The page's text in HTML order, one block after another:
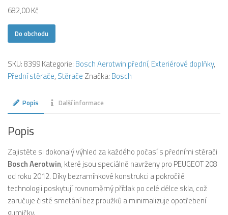
682,00Kč
Do obchodu
SKU:8399Kategorie: Bosch Aerotwin přední, Exteriérové doplňky,
Přední stěrače, Stěrače Značka: Bosch
Popis Další informace
Popis
Zajistěte si dokonalý výhled za každého počasí s předními stěrači
Bosch Aerotwin, které jsou speciálně navrženy pro PEUGEOT 208
od roku 2012. Díky bezramínkové konstrukci a pokročilé
technologii poskytují rovnoměrný přítlak po celé délce skla, což
zaručuje čisté smetání bez proužků a minimalizuje opotřebení
gumičky.